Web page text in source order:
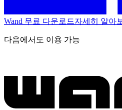
Wand 무료 다운로드자세히 알아
다음에서도 이용 가능